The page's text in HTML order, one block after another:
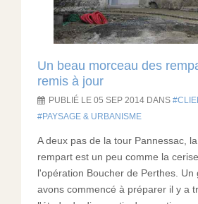
Un beau morceau des
remis à jour
PUBLIÉ LE 05 SEP 2014 DANS
PAYSAGE & URBANISME
A deux pas de la tour Pannessac,
rempart est un peu comme la
l'opération Boucher de Perthes. Un
avons commencé à préparer il y a